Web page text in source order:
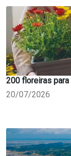
200 floreiras
20/07/2026